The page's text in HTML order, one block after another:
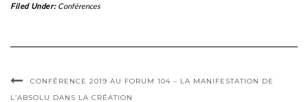
Filed Under: Conférences
CONFÉRENCE 2019 AU FORUM 104 – LA MANIFESTATION DE
L’ABSOLU DANS LA CRÉATION